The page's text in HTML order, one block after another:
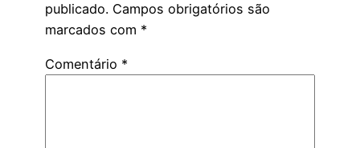
publicado. Campos obrigatórios são
marcados com *
Comentário *